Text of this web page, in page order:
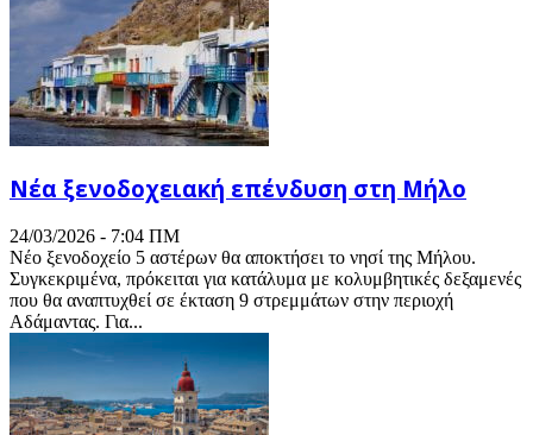
Νέα ξενοδοχειακή επένδυση στη Μήλο
24/03/2026 - 7:04 ΠΜ
Νέο ξενοδοχείο 5 αστέρων θα αποκτήσει το νησί της Μήλου.
Συγκεκριμένα, πρόκειται για κατάλυμα με κολυμβητικές δεξαμενές
που θα αναπτυχθεί σε έκταση 9 στρεμμάτων στην περιοχή
Αδάμαντας. Για...